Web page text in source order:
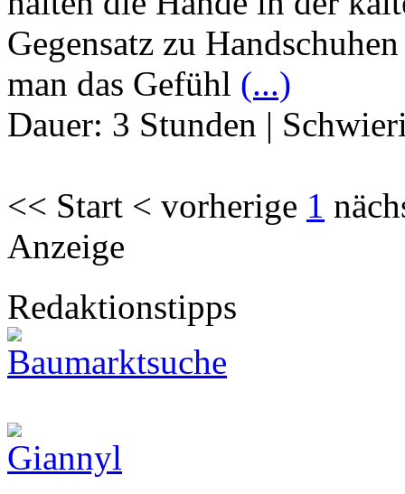
Gegensatz zu
man das Gefühl (...)
Dauer: 3 Stunden |
<< Start < vorherige 1
Anzeige
Redaktionstipps